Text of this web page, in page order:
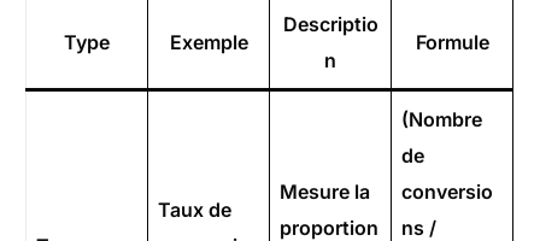
Type Exemple
Descriptio
n
Formule
Taux de
Mesure la
proportion
(Nombre
de
conversio
ns /